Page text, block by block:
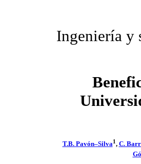
Ingeniería y
T.B. Pavón–Silva1, C.